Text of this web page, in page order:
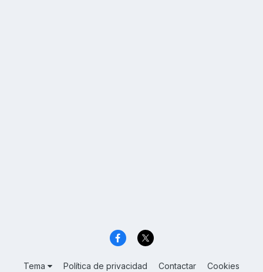
Tema Política de privacidad Contactar Cookies